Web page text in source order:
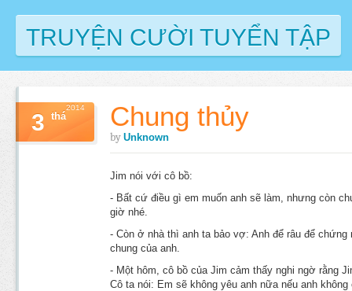
TRUYỆN CƯỜI TUYỂN TẬP
Chung thủy
by Unknown
3 thá
2014
Jim nói với cô bồ:
- Bất cứ điều gì em muốn anh sẽ làm, nhưng còn
giờ nhé.
- Còn ở nhà thì anh ta bảo vợ: Anh để râu để
chung của anh.
- Một hôm, cô bồ của Jim cảm thấy nghi ngờ rằng
Cô ta nói: Em sẽ không yêu anh nữa nếu anh không